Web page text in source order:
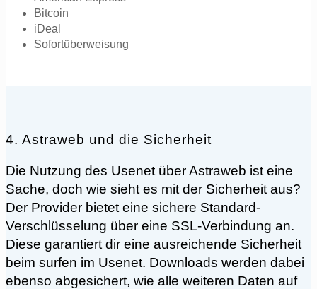
Bitcoin
iDeal
Sofortüberweisung
4. Astraweb und die Sicherheit
Die Nutzung des Usenet über Astraweb ist eine
Sache, doch wie sieht es mit der Sicherheit aus?
Der Provider bietet eine sichere Standard-
Verschlüsselung über eine SSL-Verbindung an.
Diese garantiert dir eine ausreichende Sicherheit
beim surfen im Usenet. Downloads werden dabei
ebenso abgesichert, wie alle weiteren Daten auf